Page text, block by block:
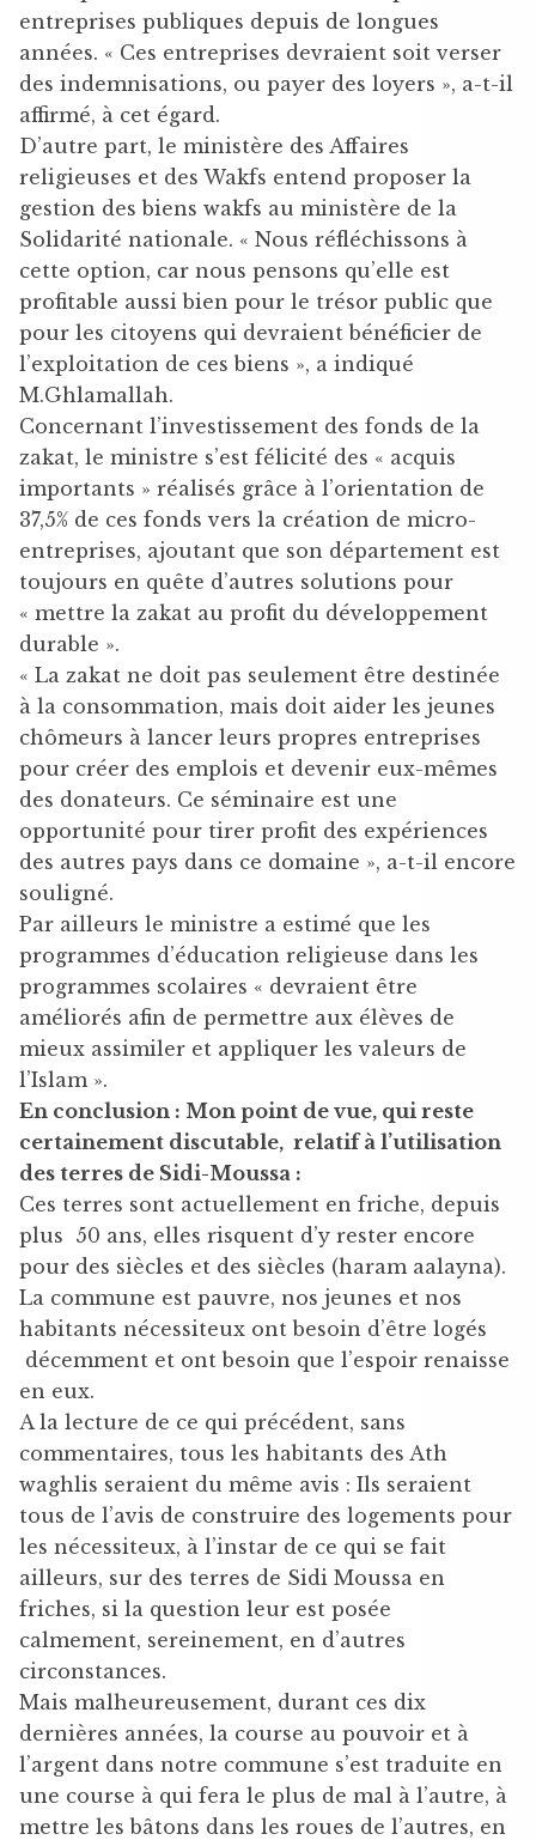
entreprises publiques depuis de longues
années. « Ces entreprises devraient soit verser
des indemnisations, ou payer des loyers », a-t-il
affirmé, à cet égard.
D’autre part, le ministère des Affaires
religieuses et des Wakfs entend proposer la
gestion des biens wakfs au ministère de la
Solidarité nationale. « Nous réfléchissons à
cette option, car nous pensons qu’elle est
profitable aussi bien pour le trésor public que
pour les citoyens qui devraient bénéficier de
l’exploitation de ces biens », a indiqué
M.Ghlamallah.
Concernant l’investissement des fonds de la
zakat, le ministre s’est félicité des « acquis
importants » réalisés grâce à l’orientation de
37,5% de ces fonds vers la création de micro-
entreprises, ajoutant que son département est
toujours en quête d’autres solutions pour
« mettre la zakat au profit du développement
durable ».
« La zakat ne doit pas seulement être destinée
à la consommation, mais doit aider les jeunes
chômeurs à lancer leurs propres entreprises
pour créer des emplois et devenir eux-mêmes
des donateurs. Ce séminaire est une
opportunité pour tirer profit des expériences
des autres pays dans ce domaine », a-t-il encore
souligné.
Par ailleurs le ministre a estimé que les
programmes d’éducation religieuse dans les
programmes scolaires « devraient être
améliorés afin de permettre aux élèves de
mieux assimiler et appliquer les valeurs de
l’Islam ».
En conclusion : Mon point de vue, qui reste
certainement discutable, relatif à l’utilisation
des terres de Sidi-Moussa :
Ces terres sont actuellement en friche, depuis
plus 50 ans, elles risquent d’y rester encore
pour des siècles et des siècles (haram aalayna).
La commune est pauvre, nos jeunes et nos
habitants nécessiteux ont besoin d’être logés
décemment et ont besoin que l’espoir renaisse
en eux.
A la lecture de ce qui précédent, sans
commentaires, tous les habitants des Ath
waghlis seraient du même avis : Ils seraient
tous de l’avis de construire des logements pour
les nécessiteux, à l’instar de ce qui se fait
ailleurs, sur des terres de Sidi Moussa en
friches, si la question leur est posée
calmement, sereinement, en d’autres
circonstances.
Mais malheureusement, durant ces dix
dernières années, la course au pouvoir et à
l’argent dans notre commune s’est traduite en
une course à qui fera le plus de mal à l’autre, à
mettre les bâtons dans les roues de l’autres, en